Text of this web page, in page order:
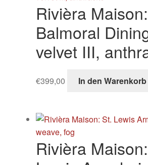
Rivièra Maison:
Balmoral
velvet III,
€399,00 In den Warenkorb
Rivièra